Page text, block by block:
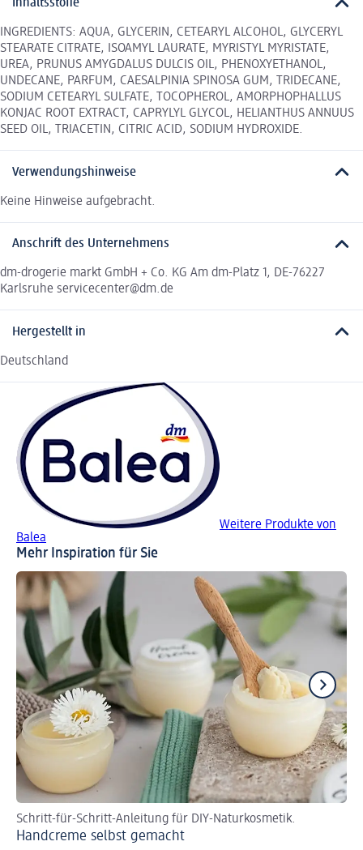
Inhaltsstoffe
INGREDIENTS: AQUA, GLYCERIN, CETEARYL ALCOHOL, GLYCERYL
STEARATE CITRATE, ISOAMYL LAURATE, MYRISTYL MYRISTATE,
UREA, PRUNUS AMYGDALUS DULCIS OIL, PHENOXYETHANOL,
UNDECANE, PARFUM, CAESALPINIA SPINOSA GUM, TRIDECANE,
SODIUM CETEARYL SULFATE, TOCOPHEROL, AMORPHOPHALLUS
KONJAC ROOT EXTRACT, CAPRYLYL GLYCOL, HELIANTHUS ANNUUS
SEED OIL, TRIACETIN, CITRIC ACID, SODIUM HYDROXIDE.
Verwendungshinweise
Keine Hinweise aufgebracht.
Anschrift des Unternehmens
dm-drogerie markt GmbH + Co. KG Am dm-Platz 1, DE-76227
Karlsruhe servicecenter@dm.de
Hergestellt in
Deutschland
Weitere Produkte von
Balea
Mehr Inspiration für Sie
Schritt-für-Schritt-Anleitung für DIY-Naturkosmetik.
Handcreme selbst gemacht